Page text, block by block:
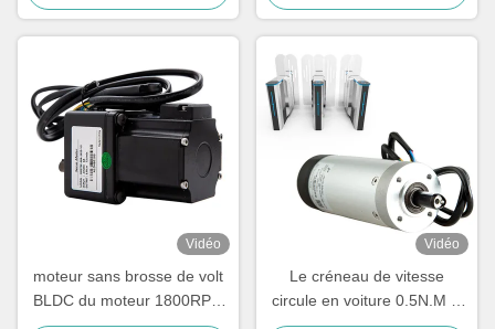
0.64Nm le moteur servo
3000RPM
CC
Vidéo
moteur sans brosse de volt
BLDC du moteur 1800RPM
24 de C.C de 40W 24V
Vidéo
Le créneau de vitesse
circule en voiture 0.5N.M le
retour 24VDC de position de